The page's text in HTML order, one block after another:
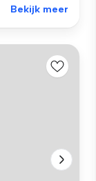
Bekijk meer